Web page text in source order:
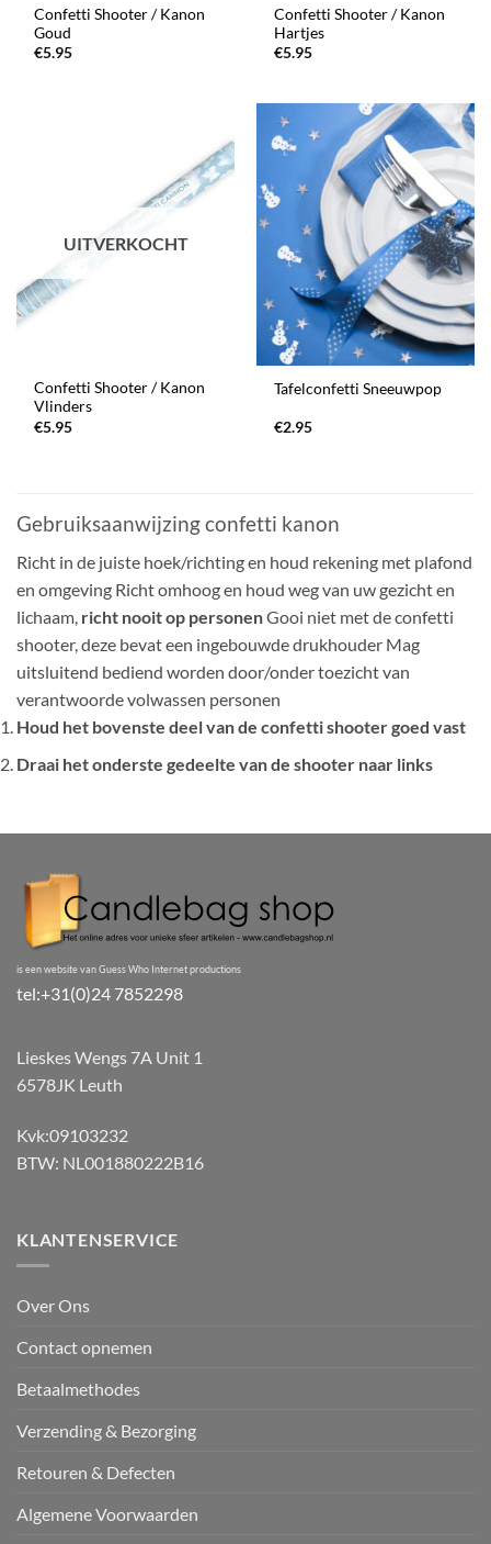
Confetti Shooter / Kanon
Goud
€5.95
Confetti Shooter / Kanon
Hartjes
€5.95
UITVERKOCHT
Confetti Shooter / Kanon
Vlinders
€5.95
Tafelconfetti Sneeuwpop
€2.95
Gebruiksaanwijzing confetti kanon
Richt in de juiste hoek/richting en houd rekening met plafond
en omgeving Richt omhoog en houd weg van uw gezicht en
lichaam, richt nooit op personenGooi niet met de confetti
shooter, deze bevat een ingebouwde drukhouder Mag
uitsluitend bediend worden door/onder toezicht van
verantwoorde volwassen personen
Houd het bovenste deel van de confetti shooter goed vast
Draai het onderste gedeelte van de shooter naar links
is een website van Guess Who Internet productions
tel:+31(0)24 7852298
Lieskes Wengs 7A Unit 1
6578JK Leuth
Kvk:09103232
BTW: NL001880222B16
KLANTENSERVICE
Over Ons
Contact opnemen
Betaalmethodes
Verzending & Bezorging
Retouren & Defecten
Algemene Voorwaarden